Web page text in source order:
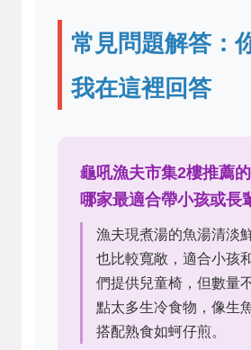
常見問題解答：
我在這裡回答
龜吼漁夫市集2樓推薦的
哪家最適合帶小孩或長
漁夫現煮湯的魚湯清淡
也比較寬敞，適合小孩
們提供兒童椅，但數量
點太多生冷食物，像生
搭配熟食如蚵仔煎。